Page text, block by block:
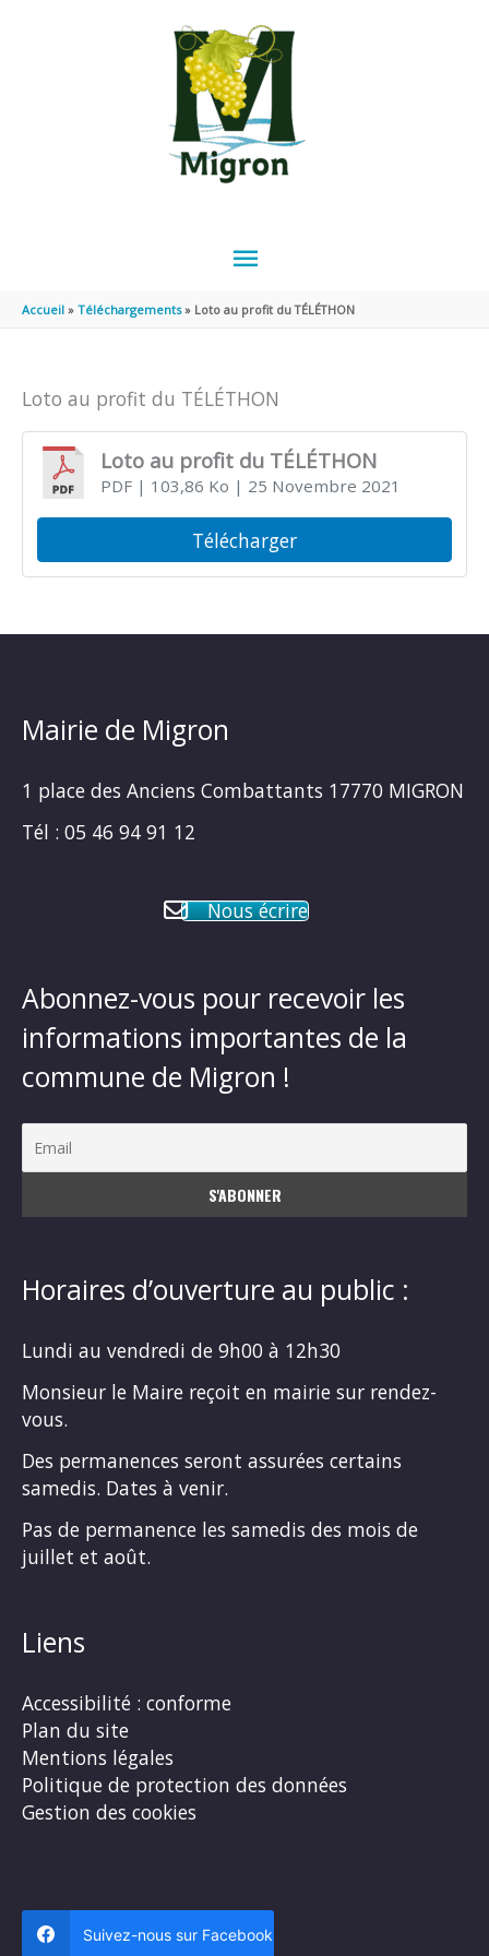
MENU
PRINCIPAL
Accueil Téléchargements Loto au profit du TÉLÉTHON
Loto au profit du TÉLÉTHON
Loto au profit du TÉLÉTHON
PDF| 103,86 Ko | 25 Novembre 2021
Télécharger
Mairie de Migron
1 place des Anciens Combattants 17770 MIGRON
Tél : 05 46 94 91 12
Nous écrire
Abonnez-vous pour recevoir les
informations importantes de la
commune de Migron !
Horaires d’ouverture au public :
Lundi au vendredi de 9h00 à 12h30
Monsieur le Maire reçoit en mairie sur rendez-
vous.
Des permanences seront assurées certains
samedis. Dates à venir.
Pas de permanence les samedis des mois de
juillet et août.
Liens
Accessibilité : conforme
Plan du site
Mentions légales
Politique de protection des données
Gestion des cookies
Suivez-nous sur Facebook